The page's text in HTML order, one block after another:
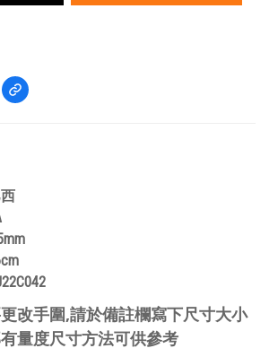
改手圍,請於備註欄寫下尺寸大小
量度尺寸方法可供參考